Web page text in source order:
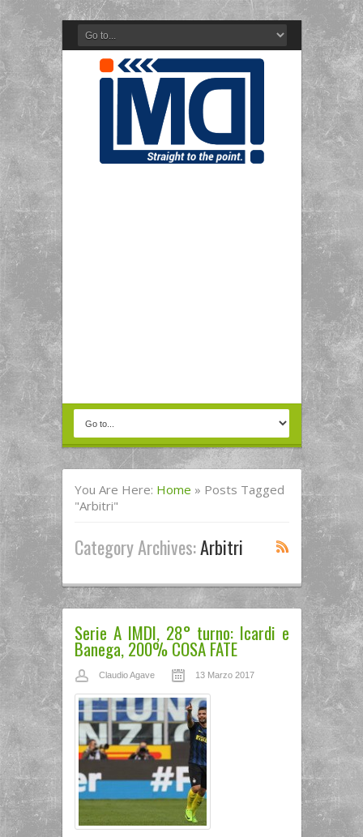
You Are Here: Home » Posts Tagged
"arbitri"
Category Archives:Arbitri
Serie A IMDI, 28° turno: Icardi e
Banega, 200% COSA FATE
Claudio Agave 13 Marzo 2017